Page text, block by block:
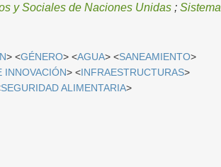
y Sociales de Naciones Unidas ;Sistema
> <GÉNERO> <AGUA> <SANEAMIENTO>
INNOVACIÓN> < INFRAESTRUCTURAS>
SEGURIDAD ALIMENTARIA>